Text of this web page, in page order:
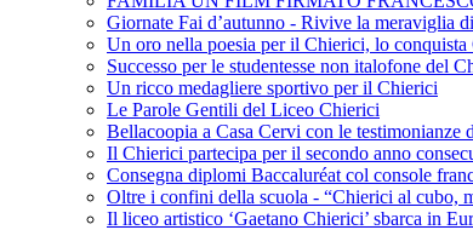
Giornate Fai d’autunno - Rivive la meraviglia
Un oro nella poesia per il Chierici, lo conquista
Successo per le studentesse non italofone del
Un ricco medagliere sportivo per il Chierici
Le Parole Gentili del Liceo Chierici
Bellacoopia a Casa Cervi con le testimonianze
Il Chierici partecipa per il secondo anno
Consegna diplomi Baccaluréat col console
Oltre i confini della scuola - “Chierici al cubo,
Il liceo artistico ‘Gaetano Chierici’ sbarca in